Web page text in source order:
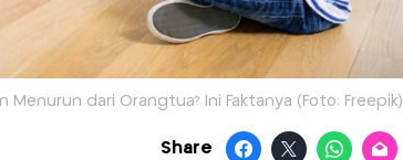
Menurun dari Orangtua? Ini Faktanya (Foto: Freepik)
Share